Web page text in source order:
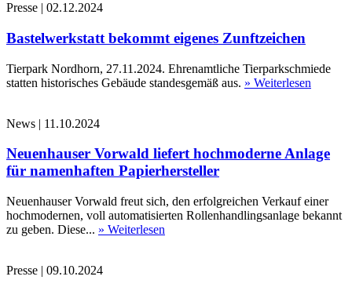
Presse | 02.12.2024
Bastelwerkstatt bekommt eigenes Zunftzeichen
Tierpark Nordhorn, 27.11.2024. Ehrenamtliche Tierparkschmiede
statten historisches Gebäude standesgemäß aus. » Weiterlesen
News | 11.10.2024
Neuenhauser Vorwald liefert hochmoderne Anlage
für namenhaften Papierhersteller
Neuenhauser Vorwald freut sich, den erfolgreichen Verkauf einer
hochmodernen, voll automatisierten Rollenhandlingsanlage bekannt
zu geben. Diese... » Weiterlesen
Presse | 09.10.2024